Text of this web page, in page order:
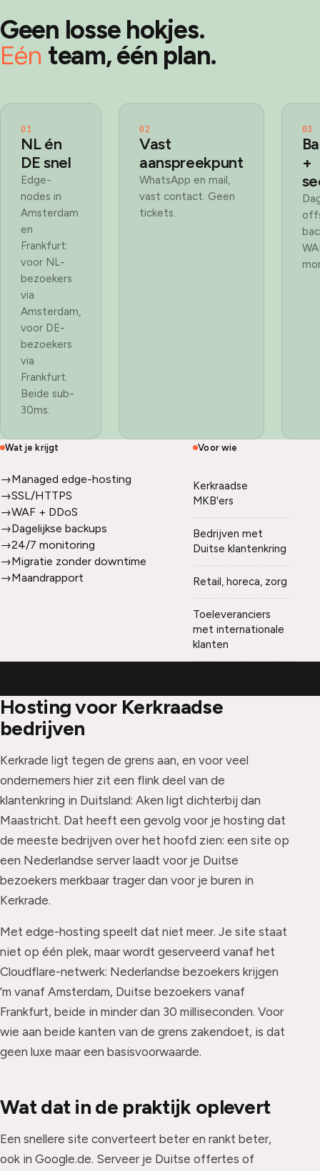
Geen losse hokjes.
Eén team, één plan.
01
NL én
DE snel
Edge-
nodes in
Amsterdam
en
Frankfurt:
voor NL-
bezoekers
via
Amsterdam,
voor DE-
bezoekers
via
Frankfurt.
Beide sub-
30ms.
02
Vast
aanspreekpunt
WhatsApp en mail,
vast contact. Geen
tickets.
03
+
Wat je krijgt
→Managed edge-hosting
→SSL/HTTPS
→WAF + DDoS
→Dagelijkse backups
→24/7 monitoring
→Migratie zonder downtime
→Maandrapport
Voor wie
Kerkraadse
MKB'ers
Bedrijven met
Duitse klantenkring
Retail, horeca, zorg
Toeleveranciers
met internationale
klanten
Hosting voor Kerkraadse
bedrijven
Kerkrade ligt tegen de grens aan, en voor veel
ondernemers hier zit een flink deel van de
klantenkring in Duitsland: Aken ligt dichterbij dan
Maastricht. Dat heeft een gevolg voor je hosting dat
de meeste bedrijven over het hoofd zien: een site op
een Nederlandse server laadt voor je Duitse
bezoekers merkbaar trager dan voor je buren in
Kerkrade.
Met edge-hosting speelt dat niet meer. Je site staat
niet op één plek, maar wordt geserveerd vanaf het
Cloudflare-netwerk: Nederlandse bezoekers krijgen
’m vanaf Amsterdam, Duitse bezoekers vanaf
Frankfurt, beide in minder dan 30 milliseconden. Voor
wie aan beide kanten van de grens zakendoet, is dat
geen luxe maar een basisvoorwaarde.
Wat dat in de praktijk oplevert
Een snellere site converteert beter en rankt beter,
ook in Google.de. Serveer je Duitse offertes of